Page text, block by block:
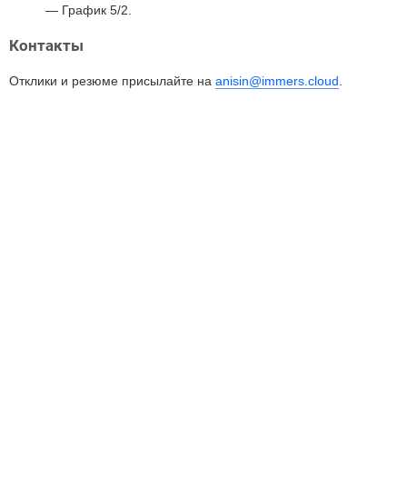
График 5/2.
Контакты
Отклики и резюме присылайте на anisin@immers.cloud